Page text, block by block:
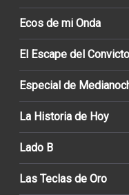
Ecos de mi Onda
El Escape del Convicto
Especial de
La Historia de Hoy
Lado B
Las Teclas de Oro